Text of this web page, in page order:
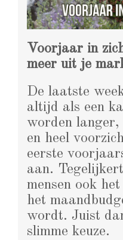
Voorjaar in
meer uit je
De laatste
altijd als een
worden
en heel
eerste
aan.
mensen ook
het
wordt. Juist
slimme keuze.